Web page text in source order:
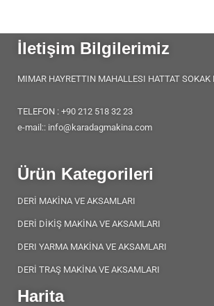
İletişim Bilgilerimiz
MIMAR HAYRETTIN MAHALLESI HATTAT SOKAK
TELEFON : +90 212 518 32 23
e-mail:: info@karadagmakina.com
Ürün Kategorileri
DERİ MAKİNA VE AKSAMLARI
DERİ DİKİŞ MAKİNA VE AKSAMLARI
DERI YARMA MAKİNA VE AKSAMLARI
DERİ TRAŞ MAKİNA VE AKSAMLARI
Harita